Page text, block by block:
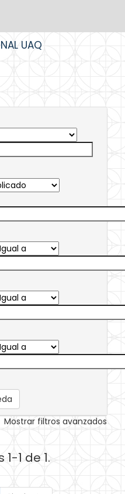
UAQ
Mostrar filtros avanzados
1 de 1.